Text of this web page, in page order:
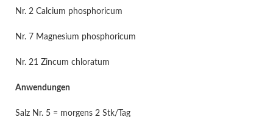
Nr. 2 Calcium phosphoricum
Nr. 7 Magnesium phosphoricum
Nr. 21 Zincum chloratum
Anwendungen
Salz Nr. 5 = morgens 2 Stk/Tag